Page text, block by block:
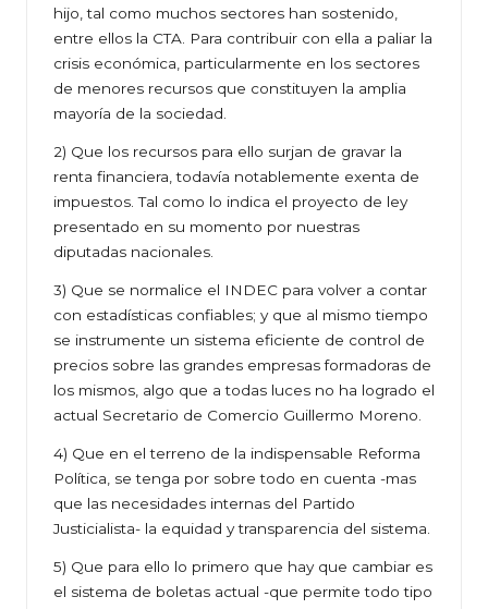
hijo, tal como muchos sectores han sostenido,
entre ellos la CTA. Para contribuir con ella a paliar la
crisis económica, particularmente en los sectores
de menores recursos que constituyen la amplia
mayoría de la sociedad.
2) Que los recursos para ello surjan de gravar la
renta financiera, todavía notablemente exenta de
impuestos. Tal como lo indica el proyecto de ley
presentado en su momento por nuestras
diputadas nacionales.
3) Que se normalice el INDEC para volver a contar
con estadísticas confiables; y que al mismo tiempo
se instrumente un sistema eficiente de control de
precios sobre las grandes empresas formadoras de
los mismos, algo que a todas luces no ha logrado el
actual Secretario de Comercio Guillermo Moreno.
4) Que en el terreno de la indispensable Reforma
Política, se tenga por sobre todo en cuenta -mas
que las necesidades internas del Partido
Justicialista- la equidad y transparencia del sistema.
5) Que para ello lo primero que hay que cambiar es
el sistema de boletas actual -que permite todo tipo